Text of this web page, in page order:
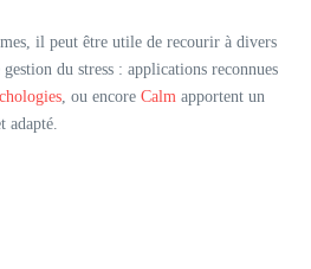
il peut être utile de recourir à divers
du stress : applications reconnues
, ou encore Calm apportent un
adapté.